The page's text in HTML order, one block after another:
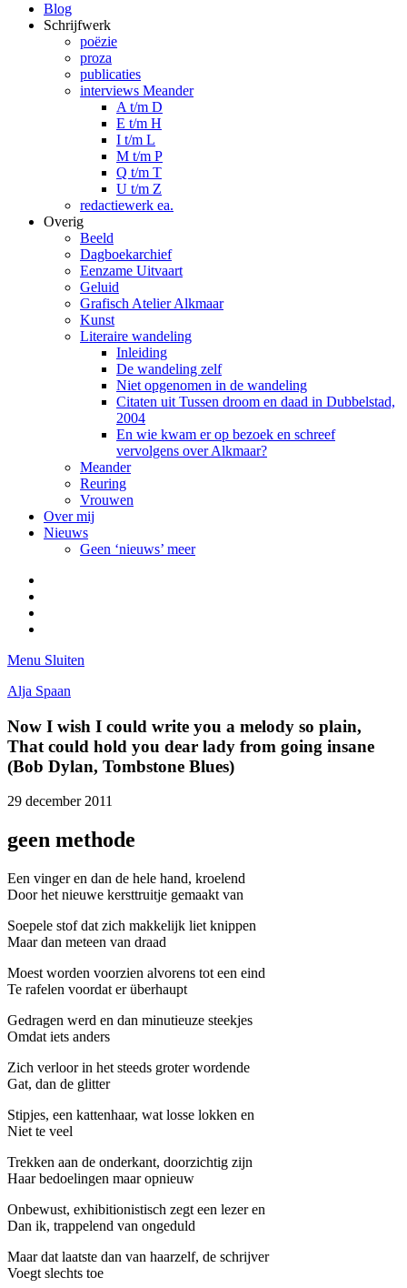
Blog
Schrijfwerk
poëzie
proza
publicaties
interviews Meander
A t/m D
E t/m H
I t/m L
M t/m P
Q t/m T
U t/m Z
redactiewerk ea.
Overig
Beeld
Dagboekarchief
Eenzame Uitvaart
Geluid
Grafisch Atelier Alkmaar
Kunst
Literaire wandeling
Inleiding
De wandeling zelf
Niet opgenomen in de wandeling
Citaten uit Tussen droom en daad in Dubbelstad,
2004
En wie kwam er op bezoek en schreef
vervolgens over Alkmaar?
Meander
Reuring
Vrouwen
Over mij
Nieuws
Geen ‘nieuws’ meer
Menu Sluiten
Alja Spaan
Now I wish I could write you a melody so plain,
That could hold you dear lady from going insane
(Bob Dylan, Tombstone Blues)
29 december 2011
geen methode
Een vinger en dan de hele hand, kroelend
Door het nieuwe kersttruitje gemaakt van
Soepele stof dat zich makkelijk liet knippen
Maar dan meteen van draad
Moest worden voorzien alvorens tot een eind
Te rafelen voordat er überhaupt
Gedragen werd en dan minutieuze steekjes
Omdat iets anders
Zich verloor in het steeds groter wordende
Gat, dan de glitter
Stipjes, een kattenhaar, wat losse lokken en
Niet te veel
Trekken aan de onderkant, doorzichtig zijn
Haar bedoelingen maar opnieuw
Onbewust, exhibitionistisch zegt een lezer en
Dan ik, trappelend van ongeduld
Maar dat laatste dan van haarzelf, de schrijver
Voegt slechts toe